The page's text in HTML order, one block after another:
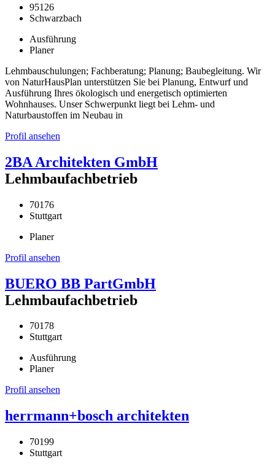
95126
Schwarzbach
Ausführung
Planer
Lehmbauschulungen; Fachberatung; Planung; Baubegleitung. Wir
von NaturHausPlan unterstützen Sie bei Planung, Entwurf und
Ausführung Ihres ökologisch und energetisch optimierten
Wohnhauses. Unser Schwerpunkt liegt bei Lehm- und
Naturbaustoffen im Neubau in
Profil ansehen
2BA Architekten GmbH
Lehmbaufachbetrieb
70176
Stuttgart
Planer
Profil ansehen
BUERO BB PartGmbH
Lehmbaufachbetrieb
70178
Stuttgart
Ausführung
Planer
Profil ansehen
herrmann+bosch architekten
70199
Stuttgart